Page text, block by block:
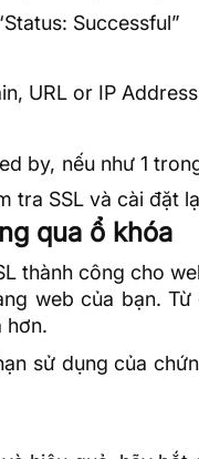
Successful”
URL or IP
by, nếu như 1
tra SSL và cài đặt
qua ổ khóa
thành công cho
web của bạn.
hơn.
sử dụng của